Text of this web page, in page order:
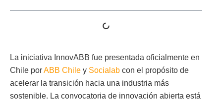
La iniciativa InnovABB fue presentada oficialmente en
Chile porABB Chile y Socialab con el propósito de
acelerar la transición hacia una industria más
sostenible. La convocatoria de innovación abierta está